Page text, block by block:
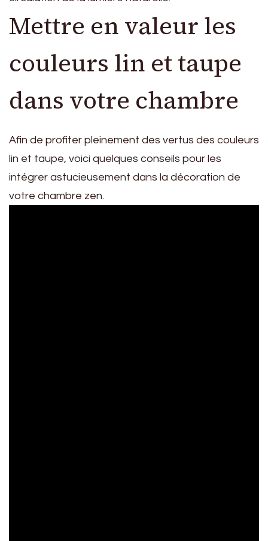
Mettre en valeur les
couleurs lin et taupe
dans votre chambre
Afin de profiter pleinement des vertus des couleurs
lin et taupe, voici quelques conseils pour les
intégrer astucieusement dans la décoration de
votre chambre zen.